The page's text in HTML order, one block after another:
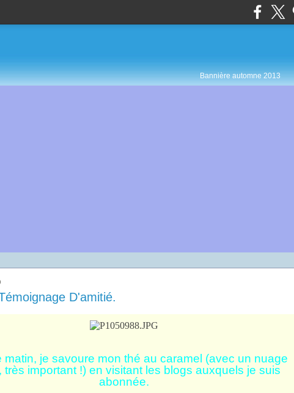
D'amitié.
matin, je savoure mon thé au caramel (avec un nuage
très important !) en visitant les blogs auxquels je suis
abonnée.